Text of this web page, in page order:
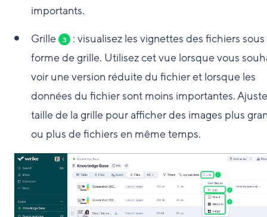
importants.
Grille
3
: visualisez les vignettes des fichiers sous
forme de grille. Utilisez cet vue lorsque vous
voir une version réduite du fichier et lorsque les
données du fichier sont moins importantes.
taille de la grille pour afficher des images plus
ou plus de fichiers en même temps.